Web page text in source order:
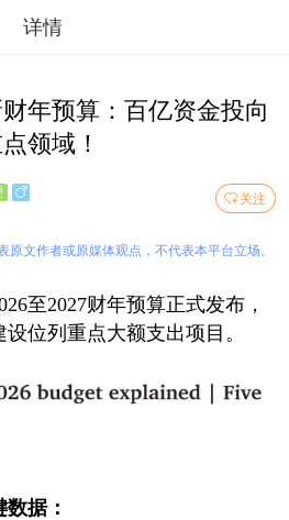
详情
年预算：百亿资金投向
领域！
关注
文作者或原媒体观点，不代表本平台立场。
至2027财年预算正式发布，
位列重点大额支出项目。
据：